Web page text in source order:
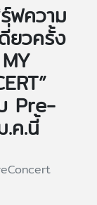
ฟความ
ยวครั้ง
Pre-
ค.นี้